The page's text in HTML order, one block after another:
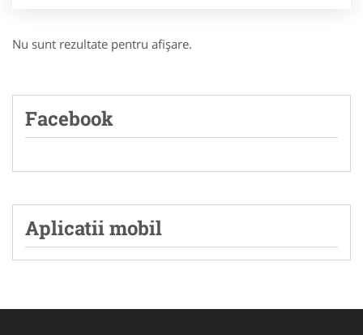
Nu sunt rezultate pentru afişare.
Facebook
Aplicatii mobil